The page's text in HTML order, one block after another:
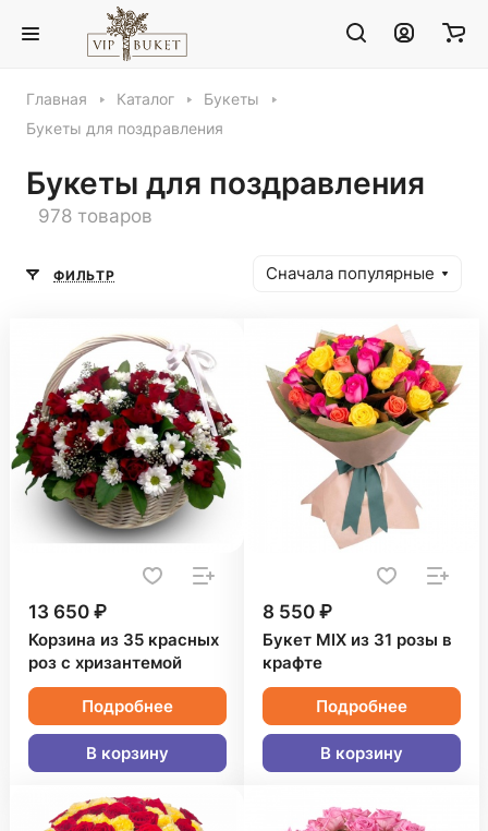
Главная Каталог
Букеты
Букеты для поздравления
Букеты для поздравления
978 товаров
ФИЛЬТР Сначала популярные
13 650 ₽
Корзина из 35 красных
роз с хризантемой
Подробнее
В корзину
8 550 ₽
Букет MIX из 31 розы в
крафте
Подробнее
В корзину